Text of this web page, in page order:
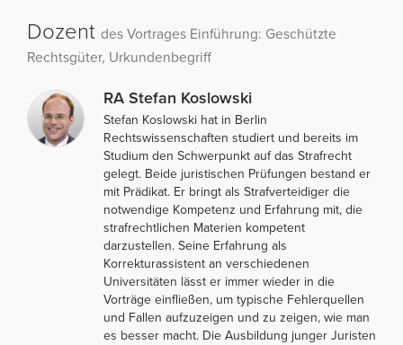
Dozent des Vortrages Einführung: Geschützte
Rechtsgüter, Urkundenbegriff
RA Stefan Koslowski
Stefan Koslowski hat in Berlin
Rechtswissenschaften studiert und bereits im
Studium den Schwerpunkt auf das Strafrecht
gelegt. Beide juristischen Prüfungen bestand er
mit Prädikat. Er bringt als Strafverteidiger die
notwendige Kompetenz und Erfahrung mit, die
strafrechtlichen Materien kompetent
darzustellen. Seine Erfahrung als
Korrekturassistent an verschiedenen
Universitäten lässt er immer wieder in die
Vorträge einfließen, um typische Fehlerquellen
und Fallen aufzuzeigen und zu zeigen, wie man
es besser macht. Die Ausbildung junger Juristen